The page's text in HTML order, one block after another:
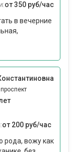
от 350 руб/час
в вечерние
от 200 руб/час
рода, вожу как